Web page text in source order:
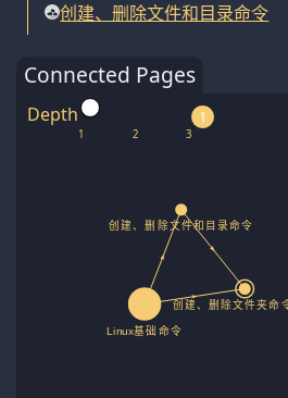
Connected Pages
Depth 1
创建、删除文件和目录命令